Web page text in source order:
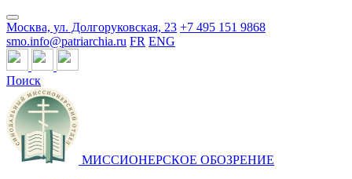
Москва, ул. Долгоруковская, 23 +7 495 151 9868
smo.info@patriarchia.ru FR ENG
Поиск
МИССИОНЕРСКОЕ ОБОЗРЕНИЕ